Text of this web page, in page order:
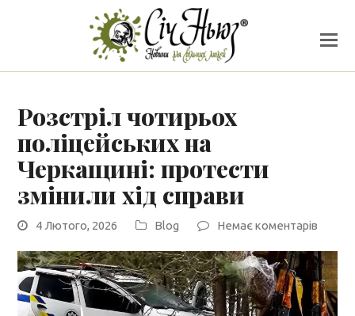
Розстріл чотирьох
поліцейських на
Черкащині: протести
змінили хід справи
4 Лютого, 2026 Blog Немає коментарів